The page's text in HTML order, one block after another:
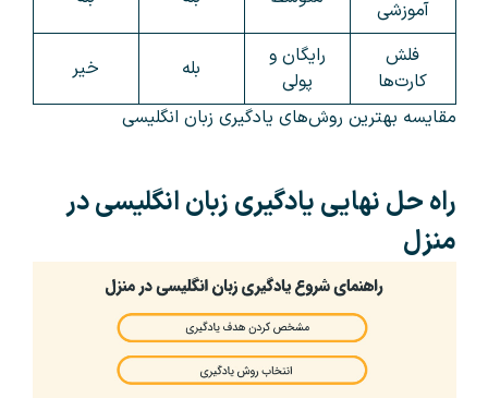
آموزشی
فلش
کارت‌ها
رایگان و
پولی
بله
خیر
مقایسه بهترین روش‌های یادگیری زبان انگلیسی
راه حل نهایی یادگیری زبان انگلیسی در
منزل